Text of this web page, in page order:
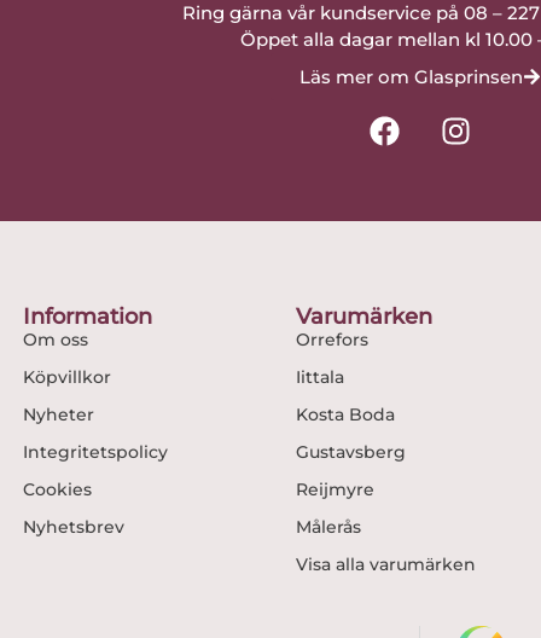
Ring gärna vår kundservice på 08 –
Öppet alla dagar mellan kl 10.00
Läs mer om Glasprinsen
F
a
k
I
n
Information
Om oss
Köpvillkor
Nyheter
Integritetspolicy
Cookies
Nyhetsbrev
Varumärken
Orrefors
Iittala
Kosta Boda
Gustavsberg
Reijmyre
Målerås
Visa alla varumärken